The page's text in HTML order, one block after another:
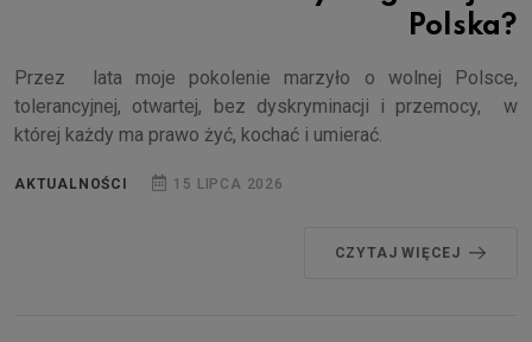
Polska?
Przez lata moje pokolenie marzyło o wolnej Polsce,
tolerancyjnej, otwartej, bez dyskryminacji i przemocy, w
której każdy ma prawo żyć, kochać i umierać.
AKTUALNOŚCI 15 LIPCA 2026
CZYTAJ WIĘCEJ